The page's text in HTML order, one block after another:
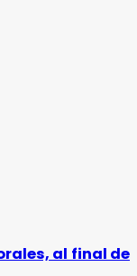
al final de